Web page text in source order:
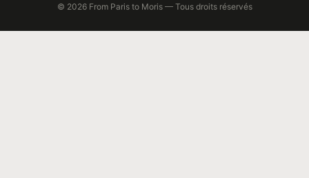
© 2026 From Paris to Moris — Tous droits réservés